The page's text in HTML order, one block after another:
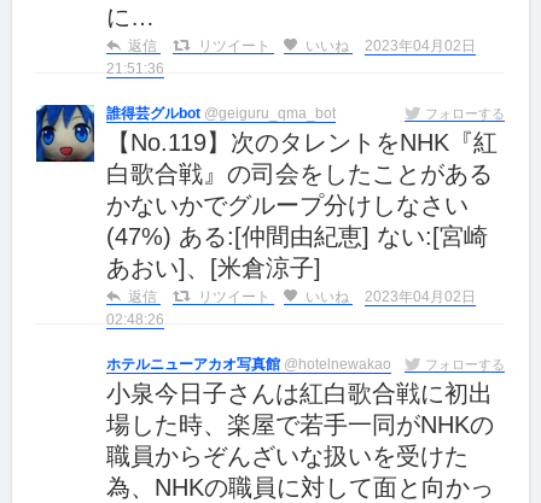
に…
返信 リツイート いいね
2023年04月02日
21:51:36
誰得芸グルbot @geiguru_qma_bot フォローする
【No.119】次のタレントをNHK『紅
白歌合戦』の司会をしたことがある
かないかでグループ分けしなさい
(47%) ある:[仲間由紀恵] ない:[宮崎
あおい]、[米倉涼子]
返信 リツイート いいね
2023年04月02日
02:48:26
ホテルニューアカオ写真館 @hotelnewakao フォローする
小泉今日子さんは紅白歌合戦に初出
場した時、楽屋で若手一同がNHKの
職員からぞんざいな扱いを受けた
為、NHKの職員に対して面と向かっ